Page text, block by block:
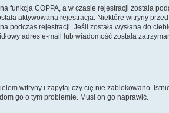
funkcja COPPA, a w czasie rejestracji została
aktywowana rejestracja. Niektóre witryny przed
podczas rejestracji. Jeśli została wysłana do
adres e-mail lub wiadomość została
witryny i zapytaj czy cię nie zablokowano.
go o tym problemie. Musi on go naprawić.